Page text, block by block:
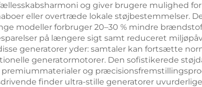
og giver brugere mulighed
eller overtræde lokale støjbestemmelser.
modeller forbruger 20–30 % mindre
på længere sigt samt reduceret
generatorer yder: samtaler kan fortsætte
generatormotorer. Den sofistikerede
og
finder ultra-stille generatorer